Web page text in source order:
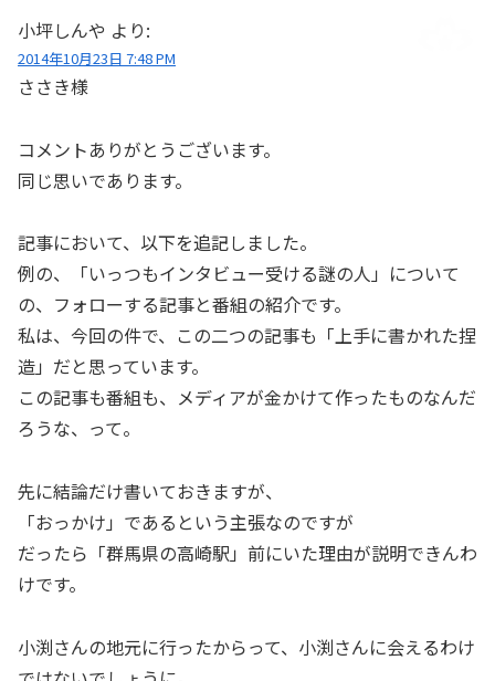
小坪しんや より:
2014年10月23日 7:48 PM
ささき様
コメントありがとうございます。
同じ思いであります。
記事において、以下を追記しました。
例の、「いっつもインタビュー受ける謎の人」について
の、フォローする記事と番組の紹介です。
私は、今回の件で、この二つの記事も「上手に書かれた捏
造」だと思っています。
この記事も番組も、メディアが金かけて作ったものなんだ
ろうな、って。
先に結論だけ書いておきますが、
「おっかけ」であるという主張なのですが
だったら「群馬県の高崎駅」前にいた理由が説明できんわ
けです。
小渕さんの地元に行ったからって、小渕さんに会えるわけ